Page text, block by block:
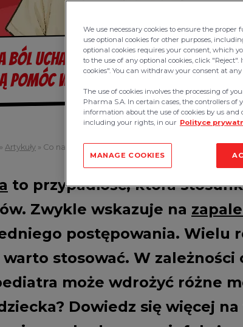
ból ucha u dziecka? Domowe
pomóc w łagodzeniu bólu!
» Artykuły » Co na ból ucha u dziecka? Domowe sposoby
to przypadłość, która
Zwykle wskazuje na
postępowania. Wielu
stosować. W
może wdrożyć różne
Dowiedz się więcej
We use necessary cookies to ensure the
use optional cookies for other purposes,
optional cookies requires your consent, which
to the use of any optional cookies, click
cookies". You can withdraw your consent at
The use of cookies involves the processing of
Pharma S.A. In certain cases, the controllers
information about the use of cookies by us
including your rights, in our Polityce
MANAGE COOKIES